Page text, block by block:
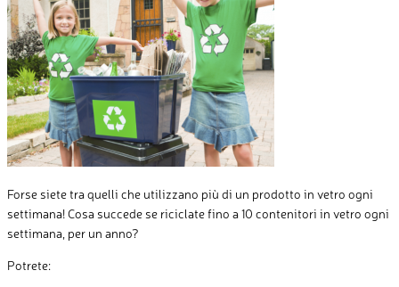
Forse siete tra quelli che utilizzano più di un prodotto in vetro ogni
settimana! Cosa succede se riciclate fino a 10 contenitori in vetro ogni
settimana, per un anno?
Potrete: